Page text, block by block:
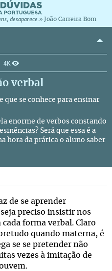
desaparece.» João Carreira Bom
4K
verbal
que se conhece para ensinar
enorme de verbos constando
Será que essa é a
hora da prática o aluno saber
de se aprender
preciso insistir nos
forma verbal. Claro
quando materna, é
se se pretender não
vezes à imitação de